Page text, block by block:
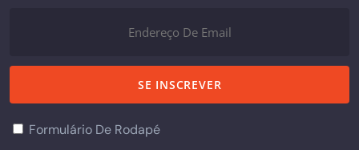
Formulário De Rodapé